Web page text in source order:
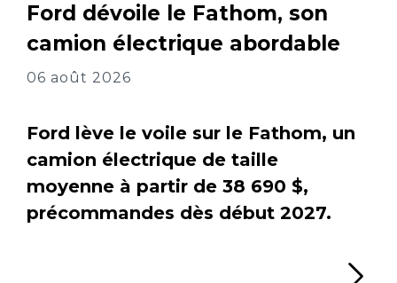
Ford dévoile le Fathom, son
camion électrique abordable
06 août 2026
Ford lève le voile sur le Fathom, un
camion électrique de taille
moyenne à partir de 38 690 $,
précommandes dès début 2027.